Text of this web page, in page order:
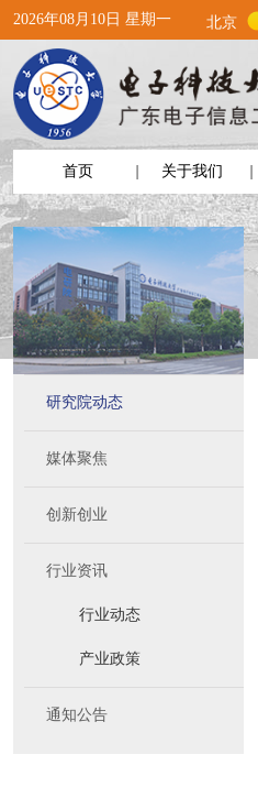
2026年08月10日 星期一 北京
首页 关于我们
研究院动态
媒体聚焦
创新创业
行业资讯
行业动态
产业政策
通知公告